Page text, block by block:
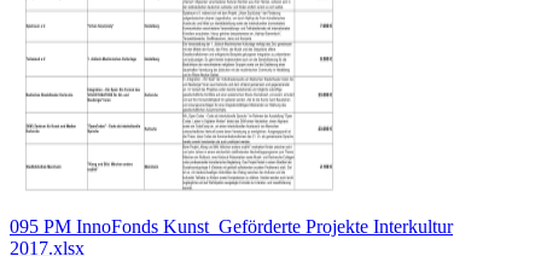
095 PM InnoFonds Kunst_Geförderte Projekte Interkultur
2017.xlsx